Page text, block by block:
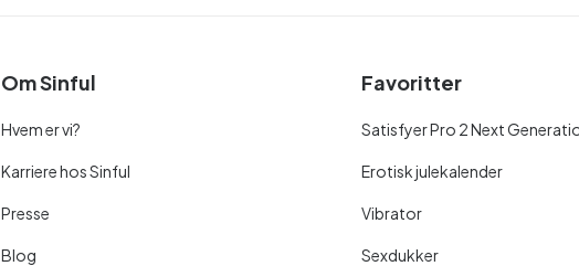
Om Sinful
Hvem er vi?
Karriere hos Sinful
Presse
Blog
Favoritter
Satisfyer Pro 2 Next
Erotisk julekalender
Vibrator
Sexdukker